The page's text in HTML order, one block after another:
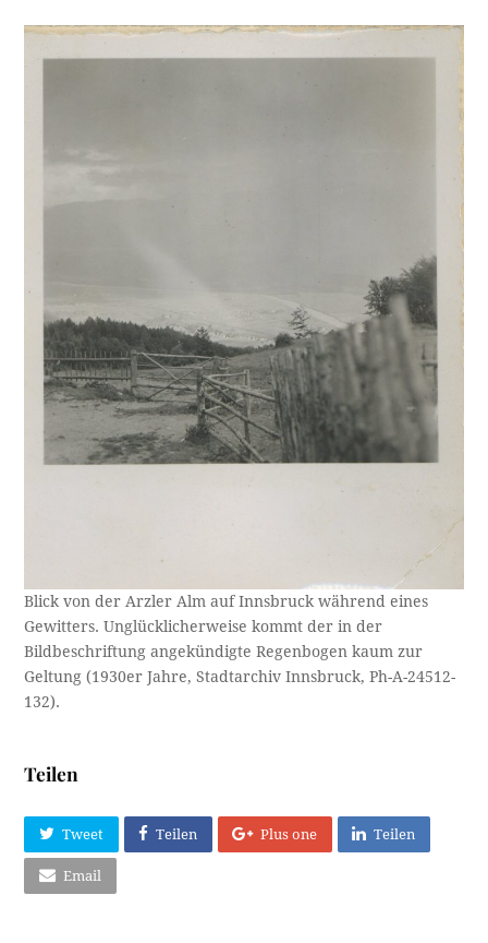
Blick von der Arzler Alm auf Innsbruck während eines
Gewitters. Unglücklicherweise kommt der in der
Bildbeschriftung angekündigte Regenbogen kaum zur
Geltung (1930er Jahre, Stadtarchiv Innsbruck, Ph-A-24512-
132).
Teilen
Tweet Teilen Plus one Teilen
Email